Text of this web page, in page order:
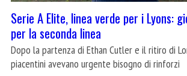
Serie A Elite, linea verde per i Lyons:
per la seconda linea
Dopo la partenza di Ethan Cutler e il ritiro di
piacentini avevano urgente bisogno di rinforzi